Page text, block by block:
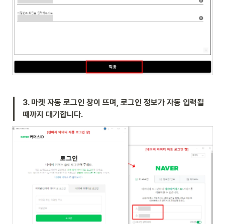
3. 마켓 자동 로그인 창이 뜨며, 로그인 정보가 자동 입력될
때까지 대기합니다.